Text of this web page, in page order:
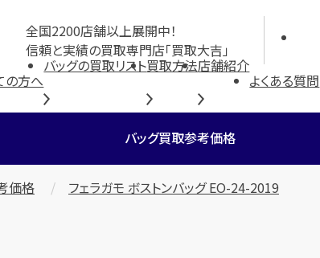
全国2200店舗以上展開中！
信頼と実績の買取専門店「買取大吉」
の方へ
バッグの買取リスト買取方法店舗紹介
よくある質問
バッグ買取参考価格
価格 フェラガモ ボストンバッグ EO-24-2019